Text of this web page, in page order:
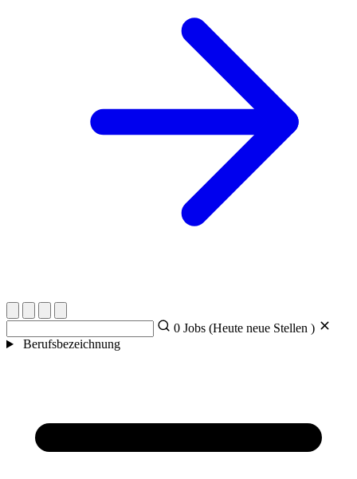
0 Jobs (Heute neue Stellen )
Berufsbezeichnung